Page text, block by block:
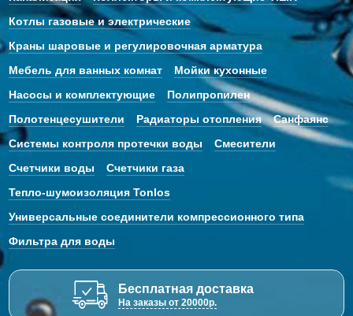
Котлы газовые и электрические
Краны шаровые и регулировочная арматура
Мебель для ванных комнат
Мойки кухонные
Насосы и комплектующие
Полипропилен
Полотенцесушители
Радиаторы отопления
Санфаянс
Системы контроля протечки воды
Смесители
Счетчики воды
Счетчики газа
Тепло-шумоизоляция Tonlos
Универсальные соединители компрессионного типа
Фильтра для воды
Бесплатная доставка
На заказы от 20000р.